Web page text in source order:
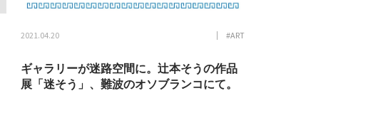
2021.04.20 #ART
ギャラリーが迷路空間に。辻本そうの作品
展「迷そう」、難波のオソブランコにて。